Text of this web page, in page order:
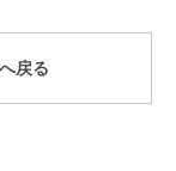
戻る